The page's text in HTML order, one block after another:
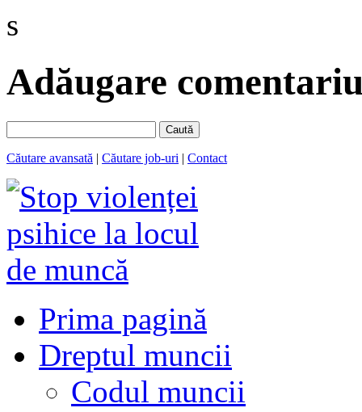
s
Adăugare
Caută
Căutare avansată | Căutare job-uri | Contact
Prima pagină
Dreptul muncii
Codul muncii